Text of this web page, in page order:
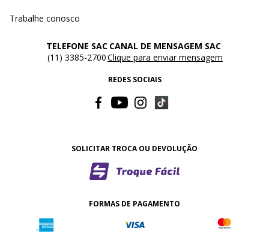
Trabalhe conosco
TELEFONE SAC
(11) 3385-2700
CANAL DE MENSAGEM SAC
Clique para enviar mensagem
REDES SOCIAIS
SOLICITAR TROCA OU DEVOLUÇÃO
FORMAS DE PAGAMENTO